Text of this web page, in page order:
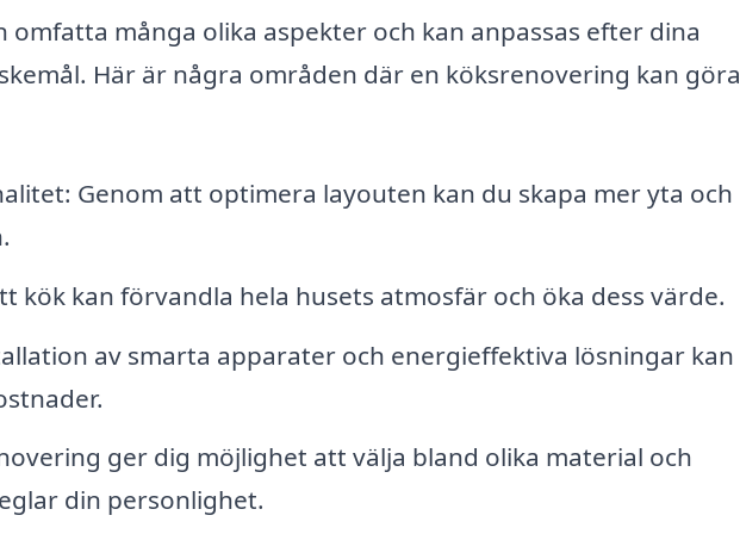
omfatta många olika aspekter och kan anpassas efter dina
Här är några områden där en köksrenovering kan
Genom att optimera layouten kan du skapa mer yta och
kök kan förvandla hela husets atmosfär och öka dess värde.
av smarta apparater och energieffektiva lösningar kan
ger dig möjlighet att välja bland olika material och
din personlighet.